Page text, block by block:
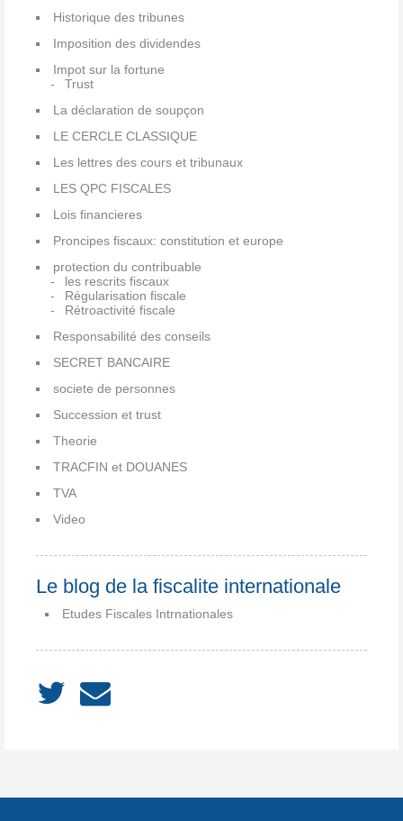
Historique des tribunes
Imposition des dividendes
Impot sur la fortune
Trust
La déclaration de soupçon
LE CERCLE CLASSIQUE
Les lettres des cours et tribunaux
LES QPC FISCALES
Lois financieres
Proncipes fiscaux: constitution et europe
protection du contribuable
les rescrits fiscaux
Régularisation fiscale
Rétroactivité fiscale
Responsabilité des conseils
SECRET BANCAIRE
societe de personnes
Succession et trust
Theorie
TRACFIN et DOUANES
TVA
Video
Le blog de la fiscalite internationale
Etudes Fiscales Intrnationales